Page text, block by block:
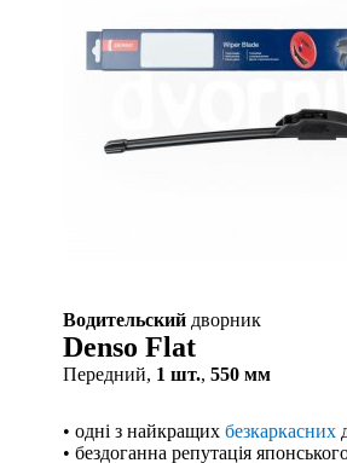
Водительский дворник
Denso Flat
Передний, 1 шт., 550 мм
• одні з найкращих безкаркасних
• бездоганна репутація